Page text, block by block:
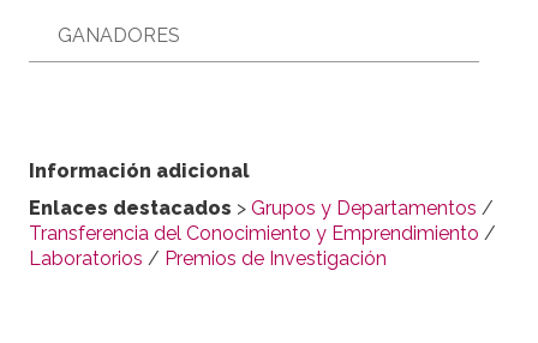
GANADORES
Información adicional
Enlaces destacados > Grupos y Departamentos /
Transferencia del Conocimiento y Emprendimiento /
Laboratorios / Premios de Investigación